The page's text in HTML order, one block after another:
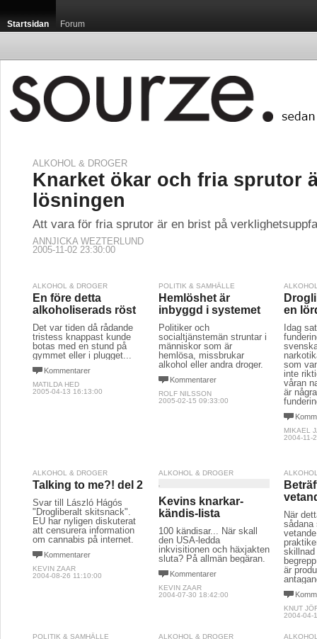
Startsidan Forum
ALKOHOL & DROGER
Knarket ökar och fria sprutor
lösningen
Att vara för fria sprutor är en brist på
ANNJICKA WEZTERLUND
2005-11-02 23:30:00
ALKOHOL & DROGER
En före detta
alkoholiserads röst
Det var tiden då rådande
tristess knappast kunde
botas med en stund på
gymmet eller i plugget...
Kommentarer
MATILDA HED
2005-04-13 16:13:00
POLITIK & SAMHÄLLE
Hemlöshet är
inbyggd i systemet
Politiker och
socialtjänstemän struntar i
människor som är
hemlösa, missbrukar
alkohol eller andra droger.
Kommentarer
ROLF NILSSON
2005-02-15 09:33:00
en
Idag
som
inte
våran
är
MIKAEL
2004-11-
ALKOHOL & DROGER
Talking to me?! del 2
Svar till László Hágós
"Drogliberalt skitsnack".
EU har nyligen diskuterat
att censurera information
om cannabis på internet.
Kommentarer
KEVIN ZAAR
2004-08-26 11:10:00
ALKOHOL & DROGER
Kevins knarkar-
kändis-lista
100 kändisar... När skall
den USA-ledda
inkvisitionen och häxjakten
sluta? På allmän begäran.
Kommentarer
KEVIN ZAAR
2004-07-30 18:42:00
När
sådana
är
KNUT
2004-04-
POLITIK & SAMHÄLLE ALKOHOL & DROGER